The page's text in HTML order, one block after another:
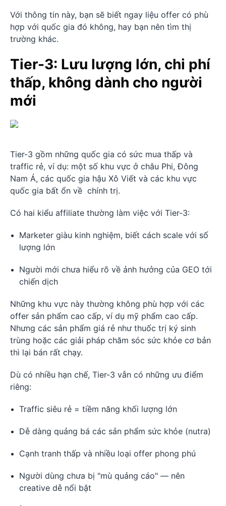
Với thông tin này, bạn sẽ biết ngay liệu offer có phù
hợp với quốc gia đó không, hay bạn nên tìm thị
trường khác.
Tier-3: Lưu lượng lớn, chi phí
thấp, không dành cho người
mới
Tier-3 gồm những quốc gia có sức mua thấp và
traffic rẻ, ví dụ: một số khu vực ở châu Phi, Đông
Nam Á, các quốc gia hậu Xô Viết và các khu vực
quốc gia bất ổn về chính trị.
Có hai kiểu affiliate thường làm việc với Tier-3:
Marketer giàu kinh nghiệm, biết cách scale với số
lượng lớn
Người mới chưa hiểu rõ về ảnh hưởng của GEO tới
chiến dịch
Những khu vực này thường không phù hợp với các
offer sản phẩm cao cấp, ví dụ mỹ phẩm cao cấp.
Nhưng các sản phẩm giá rẻ như thuốc trị ký sinh
trùng hoặc các giải pháp chăm sóc sức khỏe cơ bản
thì lại bán rất chạy.
Dù có nhiều hạn chế, Tier-3 vẫn có những ưu điểm
riêng:
Traffic siêu rẻ = tiềm năng khối lượng lớn
Dễ dàng quảng bá các sản phẩm sức khỏe (nutra)
Cạnh tranh thấp và nhiều loại offer phong phú
Người dùng chưa bị "mù quảng cáo" — nên
creative dễ nổi bật